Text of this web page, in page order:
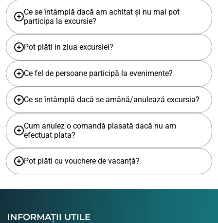
Ce se întâmplă dacă am achitat și nu mai pot
participa la excursie?
Pot plăti in ziua excursiei?
Ce fel de persoane participă la evenimente?
Ce se întâmplă dacă se amână/anulează excursia?
Cum anulez o comandă plasată dacă nu am
efectuat plata?
Pot plăti cu vouchere de vacanță?
INFORMAȚII UTILE